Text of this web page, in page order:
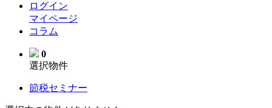
ログイン
マイページ
コラム
0
選択物件
節税セミナー